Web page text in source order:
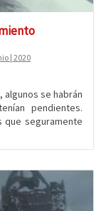
| 2020
se habrán
pendientes.
que seguramente